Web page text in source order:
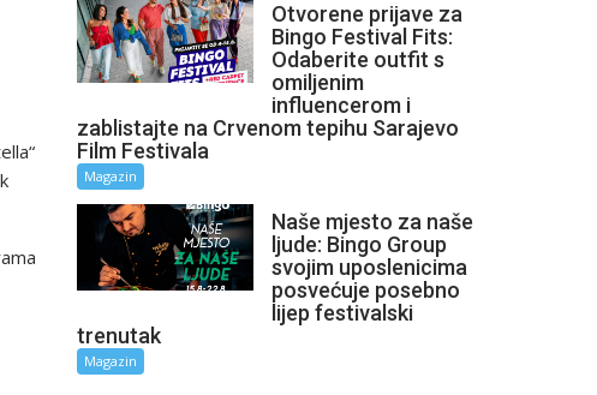
Otvorene prijave za
Bingo Festival Fits:
Odaberite outfit s
omiljenim
influencerom i
zablistajte na Crvenom tepihu Sarajevo
Film Festivala
Magazin
Naše mjesto za naše
ljude: Bingo Group
svojim uposlenicima
posvećuje posebno
lijep festivalski
trenutak
Magazin